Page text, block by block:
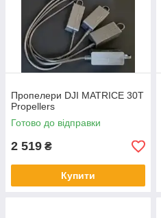
Пропелери DJI MATRICE 30T
Propellers
Готово до відправки
2 519 ₴
Купити